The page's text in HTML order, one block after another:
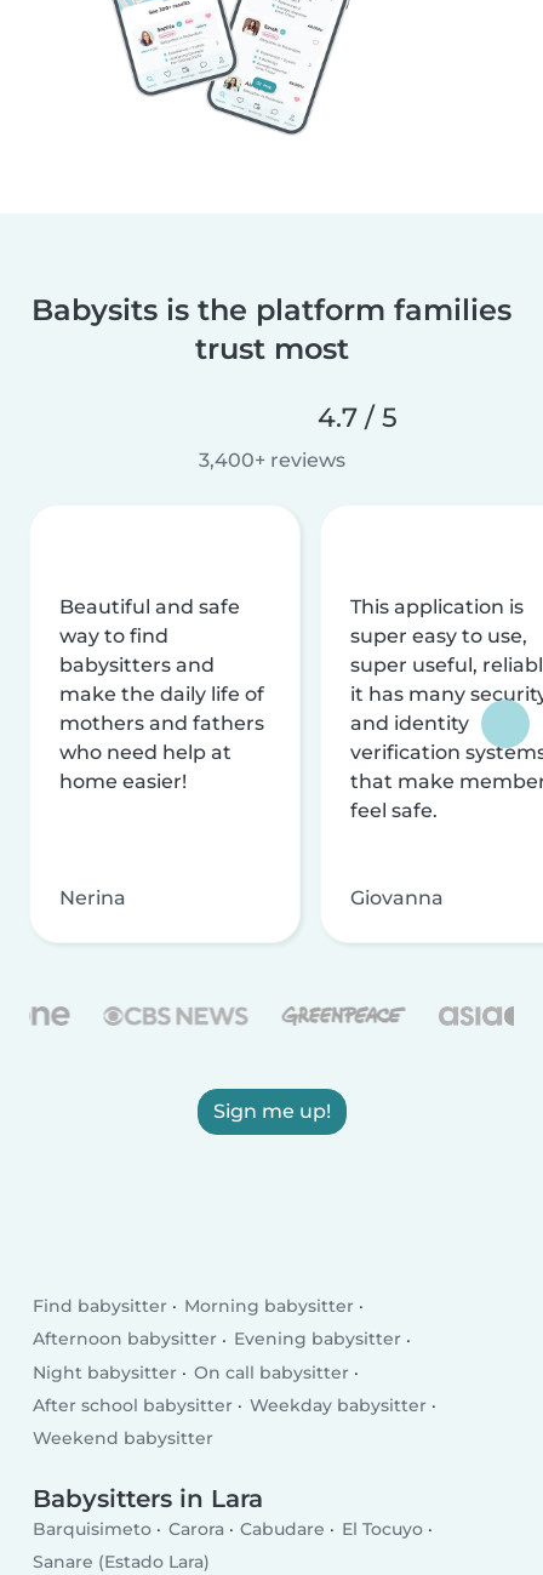
Babysits is the platform families
trust most
4.7 / 5
3,400+ reviews
Beautiful and safe
way to find
babysitters and
make the daily life of
mothers and fathers
who need help at
home easier!
Nerina
This application is
super easy to use,
super useful,
it has many
and identity
verification
that make
feel safe.
Giovanna
Sign me up!
Find babysitter
Morning babysitter
Afternoon babysitter
Evening babysitter
Night babysitter
On call babysitter
After school babysitter
Weekday babysitter
Weekend babysitter
Babysitters in Lara
Barquisimeto Carora Cabudare
El Tocuyo
Sanare (Estado Lara)